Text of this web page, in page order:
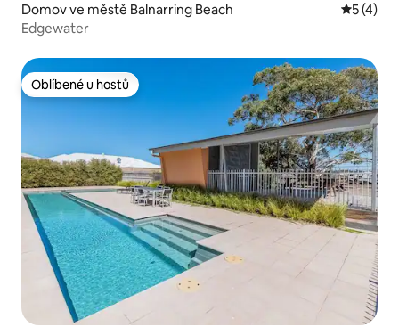
Domov ve městě Balnarring Beach
5 (4)
Edgewater
Oblíbené u hostů
Oblíbené u hostů